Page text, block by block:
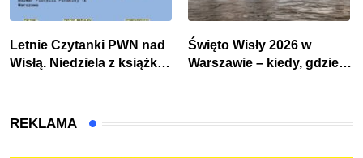
Letnie Czytanki PWN nad
Wisłą. Niedziela z książką,
Święto Wisły 2026 w
Warszawie – kiedy, gdzie i
REKLAMA